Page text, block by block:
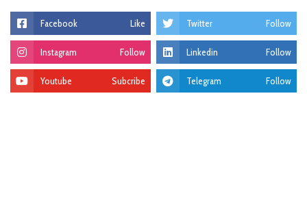
Facebook Like Twitter Follow
Instagram Follow Linkedin Follow
Youtube Subcribe Telegram Follow